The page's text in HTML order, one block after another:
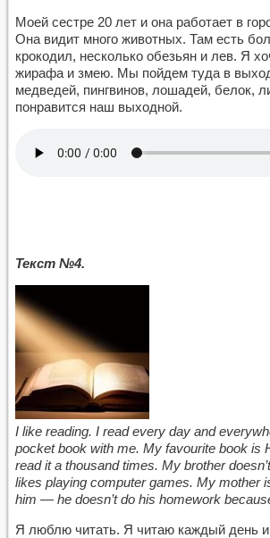
Моей сестре 20 лет и она работает в
Она видит много животных. Там есть
крокодил, несколько обезьян и лев. Я
жирафа и змею. Мы пойдем туда в
медведей, пингвинов, лошадей, белок,
понравится наш выходной.
Текст №4.
I like reading. I read every day and
pocket book with me. My favourite book is
read it a thousand times. My brother
likes playing computer games. My mother
him — he doesn’t do his homework
Я люблю читать. Я читаю каждый день и